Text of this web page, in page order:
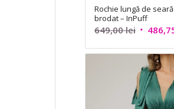
Rochie lungă de
brodat – InPuff
649,00lei Prețul
a
fost:
649,00